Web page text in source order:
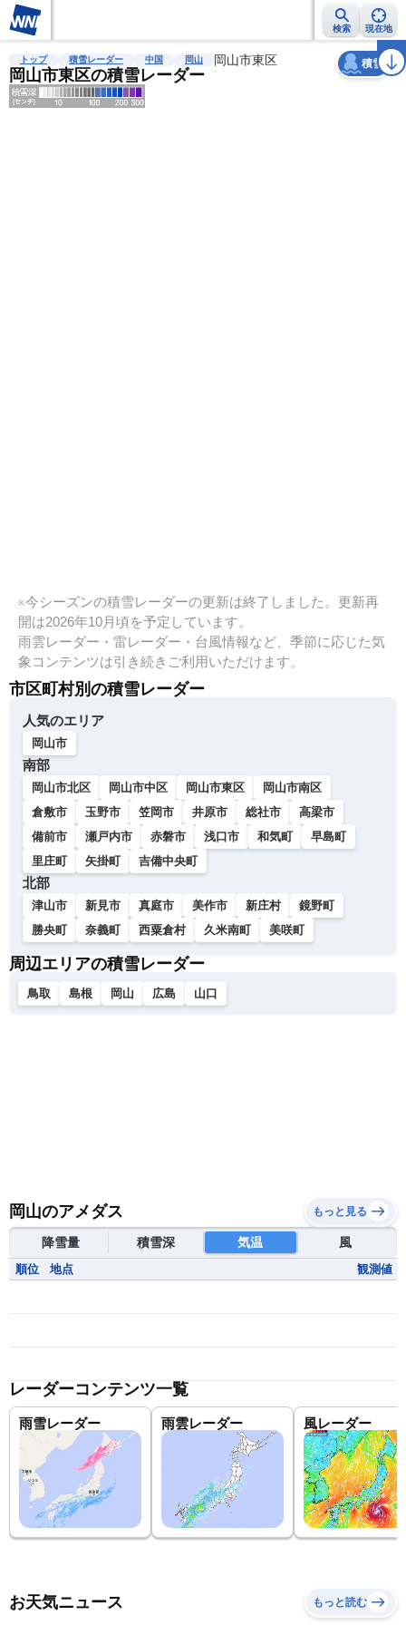
検索 現在地
雨雲レーダー 台風情報 地震情報 警報・注意報 2週間天気 ラ
トップ 積雪レーダー 中国 岡山 岡山市東区
岡山市東区の積雪レーダー
積雪
天気 台風
※今シーズンの積雪レーダーの更新は終了しました。更新再
開は2026年10月頃を予定しています。
雨雲レーダー・雷レーダー・台風情報など、季節に応じた気
象コンテンツは引き続きご利用いただけます。
市区町村別の積雪レーダー
人気のエリア
岡山市
南部
岡山市北区 岡山市中区 岡山市東区
岡山市南区
倉敷市
玉野市 笠岡市 井原市 総社市
高梁市
備前市
瀬戸内市 赤磐市 浅口市 和気町
早島町
里庄町
矢掛町 吉備中央町
北部
津山市 新見市 真庭市 美作市 新庄村
鏡野町
勝央町
奈義町 西粟倉村 久米南町 美咲町
周辺エリアの積雪レーダー
鳥取 島根 岡山 広島 山口
岡山のアメダス もっと見る
降雪量 積雪深 気温 風
順位 地点 観測値
レーダーコンテンツ一覧
雨雪レーダー 雨雲レーダー 風レーダー
お天気ニュース もっと読む